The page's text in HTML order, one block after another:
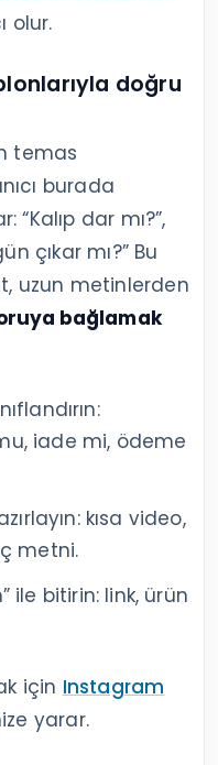
olur.
doğru
temas
burada
dar mı?”,
çıkar mı?” Bu
uzun metinlerden
bağlamak
iade mi, ödeme
kısa video,
metni.
ile bitirin: link, ürün
için Instagram
yarar.